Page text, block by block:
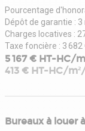
Pourcentage
Dépôt de garantie :
Charges locatives :
Taxe foncière : 3 682
5 167 € HT-HC/
413 € HT-HC/
Bureaux à louer